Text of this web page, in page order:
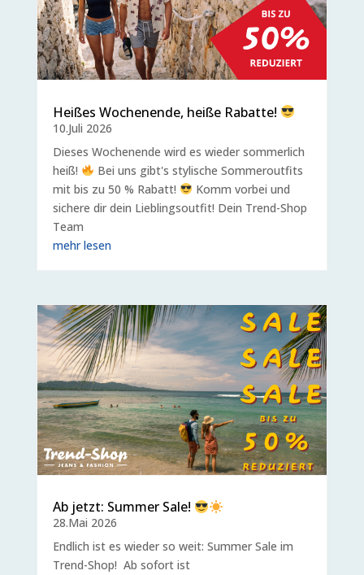
Heißes Wochenende, heiße Rabatte!
10.Juli 2026
Dieses Wochenende wird es wieder sommerlich
heiß!
Bei uns gibt's stylische Sommeroutfits
mit bis zu 50 % Rabatt!
Komm vorbei und
sichere dir dein Lieblingsoutfit! Dein Trend-Shop
Team
mehr lesen
Ab jetzt: Summer Sale!
28.Mai 2026
Endlich ist es wieder so weit: Summer Sale im
Trend-Shop! Ab sofort ist